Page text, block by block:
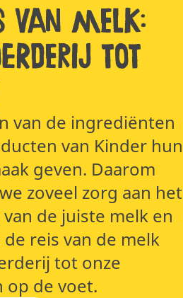
van melk:
tot
van de ingrediënten
van Kinder hun
geven. Daarom
zoveel zorg aan het
de juiste melk en
reis van de melk
tot onze
op de voet.